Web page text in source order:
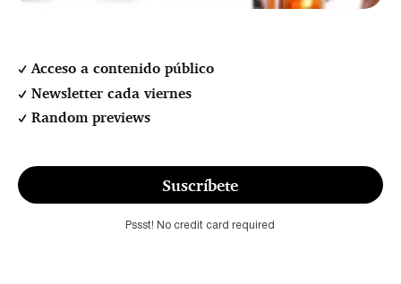
Acceso a contenido público
Newsletter cada viernes
Random previews
Suscríbete
Pssst! No credit card required